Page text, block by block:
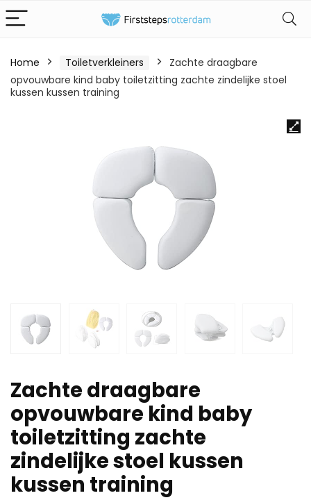
Home Toiletverkleiners
Zachte draagbare
opvouwbare kind baby toiletzitting zachte zindelijke stoel
kussen kussen training
Zachte draagbare
opvouwbare kind baby
toiletzitting zachte
zindelijke stoel kussen
kussen training